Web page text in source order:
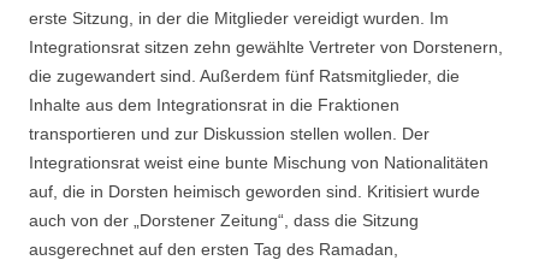
erste Sitzung, in der die Mitglieder vereidigt wurden. Im
Integrationsrat sitzen zehn gewählte Vertreter von Dorstenern,
die zugewandert sind. Außerdem fünf Ratsmitglieder, die
Inhalte aus dem Integrationsrat in die Fraktionen
transportieren und zur Diskussion stellen wollen. Der
Integrationsrat weist eine bunte Mischung von Nationalitäten
auf, die in Dorsten heimisch geworden sind. Kritisiert wurde
auch von der „Dorstener Zeitung“, dass die Sitzung
ausgerechnet auf den ersten Tag des Ramadan,